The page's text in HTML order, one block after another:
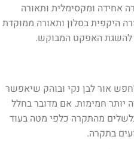
אחידה ומקסימלית ותאורה
היקפית בסלון ותאורה ממוקדת
להשגת האפקט המבוקש.
אור לבן נקי ובוהק שיאפשר
יותר חמימות. אם מדובר בחלל
מהתקרה כלפי מטה בעוד
בתקרה.